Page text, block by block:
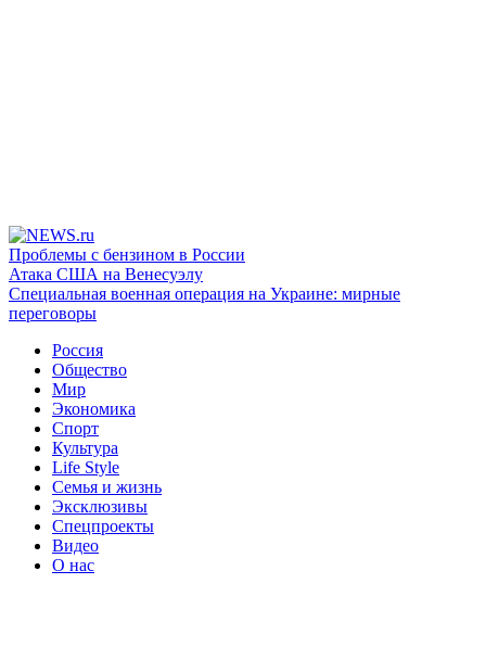
Проблемы с бензином в России
Атака США на Венесуэлу
Специальная военная операция на Украине: мирные
переговоры
Россия
Общество
Мир
Экономика
Спорт
Культура
Life Style
Семья и жизнь
Эксклюзивы
Спецпроекты
Видео
О нас